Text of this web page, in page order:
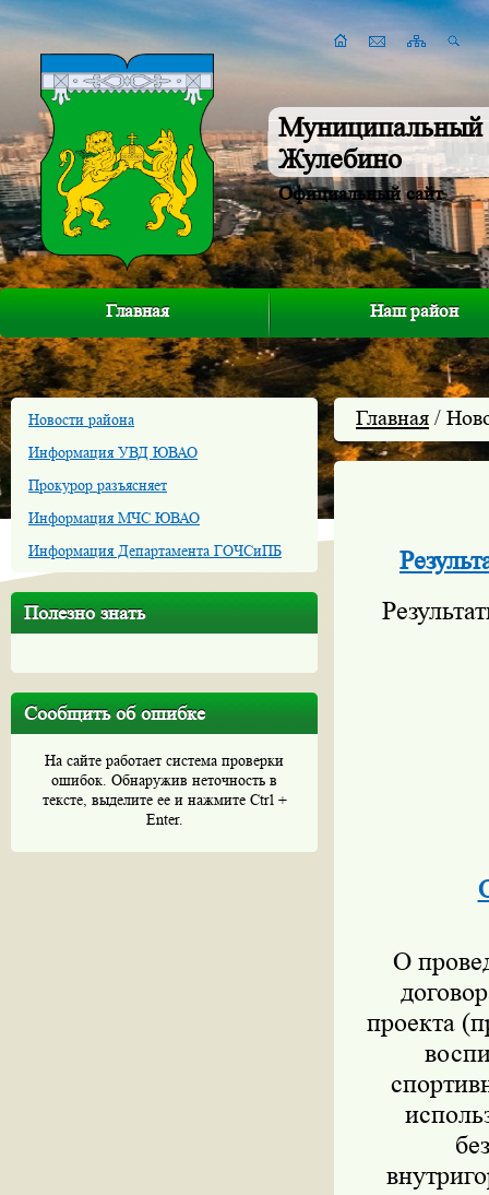
Муниципальный
Жулебино
Официальный сайт
Главная Наш район
Новости района
Информация УВД ЮВАО
Прокурор разъясняет
Информация МЧС ЮВАО
Информация Департамента ГОЧСиПБ
Полезно знать
Сообщить об ошибке
На сайте работает система проверки
ошибок. Обнаружив неточность в
тексте, выделите ее и нажмите Ctrl +
Enter.
Главная /
О
проекта